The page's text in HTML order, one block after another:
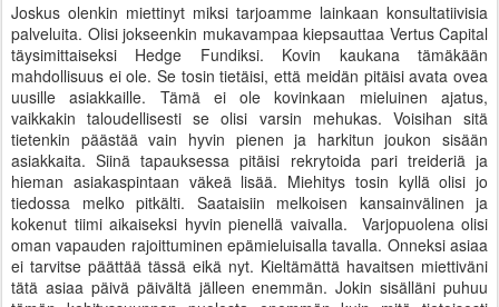
Joskus olenkin miettinyt miksi tarjoamme lainkaan konsultatiivisia
palveluita. Olisi jokseenkin mukavampaa kiepsauttaa Vertus Capital
täysimittaiseksi Hedge Fundiksi. Kovin kaukana tämäkään
mahdollisuus ei ole. Se tosin tietäisi, että meidän pitäisi avata ovea
uusille asiakkaille. Tämä ei ole kovinkaan mieluinen ajatus,
vaikkakin taloudellisesti se olisi varsin mehukas. Voisihan sitä
tietenkin päästää vain hyvin pienen ja harkitun joukon sisään
asiakkaita. Siinä tapauksessa pitäisi rekrytoida pari treideriä ja
hieman asiakaspintaan väkeä lisää. Miehitys tosin kyllä olisi jo
tiedossa melko pitkälti. Saataisiin melkoisen kansainvälinen ja
kokenut tiimi aikaiseksi hyvin pienellä vaivalla. Varjopuolena olisi
oman vapauden rajoittuminen epämieluisalla tavalla. Onneksi asiaa
ei tarvitse päättää tässä eikä nyt. Kieltämättä havaitsen miettiväni
tätä asiaa päivä päivältä jälleen enemmän. Jokin sisälläni puhuu